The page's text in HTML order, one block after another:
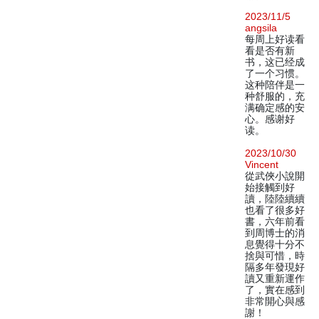
2023/11/5
angsila
每周上好读看
看是否有新
书，这已经成
了一个习惯。
这种陪伴是一
种舒服的，充
满确定感的安
心。感谢好
读。
2023/10/30
Vincent
從武俠小說開
始接觸到好
讀，陸陸續續
也看了很多好
書，六年前看
到周博士的消
息覺得十分不
捨與可惜，時
隔多年發現好
讀又重新運作
了，實在感到
非常開心與感
謝！